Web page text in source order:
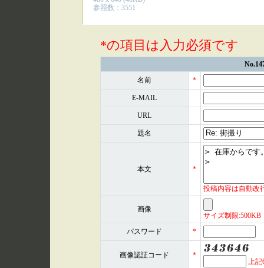
参照数：3551
*の項目は入力必須です
名前 *
E-MAIL
URL
題名
本文 *
投稿内容は自動改
画像
サイズ制限
パスワード *
画像認証コード
*
上